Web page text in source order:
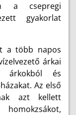
a csepregi
gyakorlat
a több napos
árkai
árkokból és
Az első
azt kellett